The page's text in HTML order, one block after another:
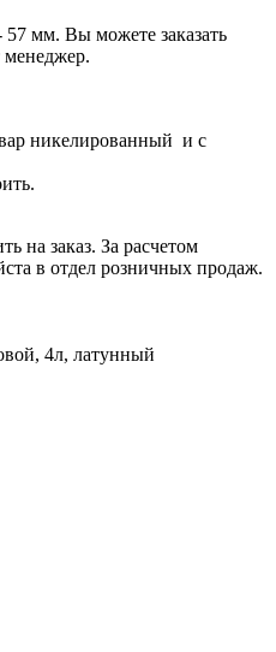
мм. Вы можете заказать
менеджер.
никелированный и с
на заказ. За расчетом
в отдел розничных продаж.